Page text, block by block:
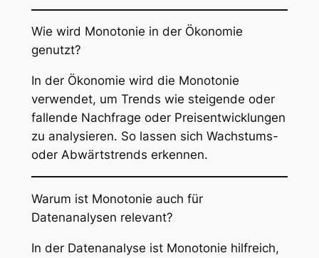
Wie wird Monotonie in der Ökonomie
genutzt?
In der Ökonomie wird die Monotonie
verwendet, um Trends wie steigende oder
fallende Nachfrage oder Preisentwicklungen
zu analysieren. So lassen sich Wachstums-
oder Abwärtstrends erkennen.
Warum ist Monotonie auch für
Datenanalysen relevant?
In der Datenanalyse ist Monotonie hilfreich,